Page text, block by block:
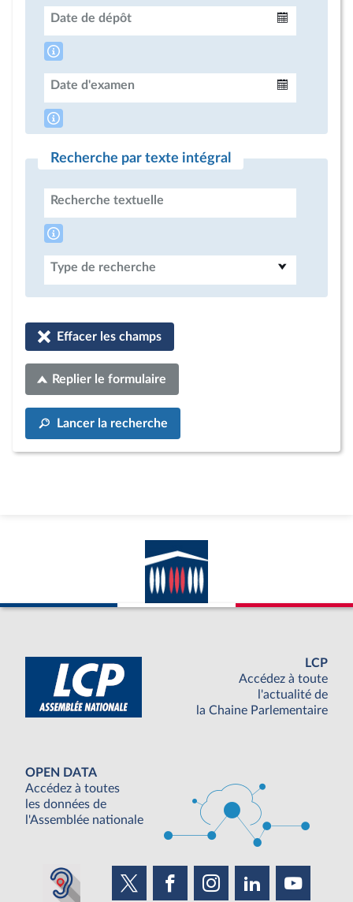
Date de dépôt
Date d'examen
Recherche par texte intégral
Recherche textuelle
Type de recherche
Effacer les champs
Replier le formulaire
Lancer la recherche
LCP
Accédez à toute
l'actualité de
la Chaine Parlementaire
OPEN DATA
Accédez à toutes
les données de
l'Assemblée nationale